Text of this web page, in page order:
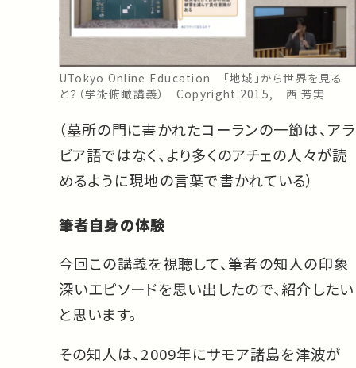
UTokyo Online Education 「地域」から世界を見る
と？（学術俯瞰講義） Copyright 2015, 西 芳実
（墓所の門に書かれたコーランの一節は、アラ
ビア語ではなく、より多くのアチェの人々が読
めるように現地の言葉で書かれている）
筆者自身の体験
今回この講義を視聴して、筆者の知人の印象
深いエピソードを思い出したので、紹介したい
と思います。
その知人は、2009年にサモア諸島を津波が